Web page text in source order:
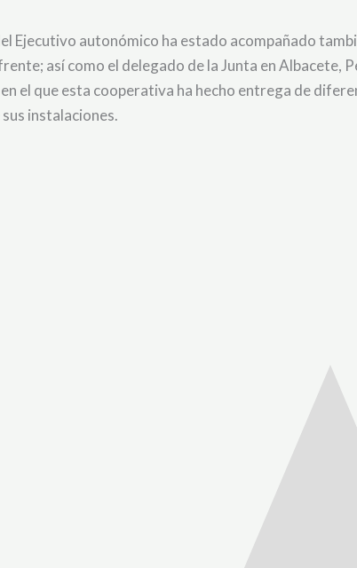
Ejecutivo autonómico ha estado acompañado
así como el delegado de la Junta en Albacete,
el que esta cooperativa ha hecho entrega de
instalaciones.